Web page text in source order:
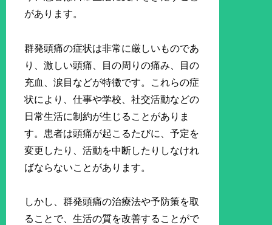
があります。
群発頭痛の症状は非常に厳しいものであ
り、激しい頭痛、目の周りの痛み、目の
充血、涙目などが特徴です。これらの症
状により、仕事や学校、社交活動などの
日常生活に制約が生じることがありま
す。患者は頭痛が起こるたびに、予定を
変更したり、活動を中断したりしなけれ
ばならないことがあります。
しかし、群発頭痛の治療法や予防策を取
ることで、生活の質を改善することがで